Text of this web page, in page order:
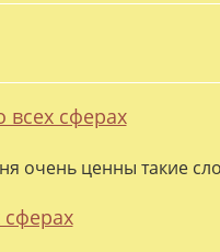
всех сферах
очень ценны такие